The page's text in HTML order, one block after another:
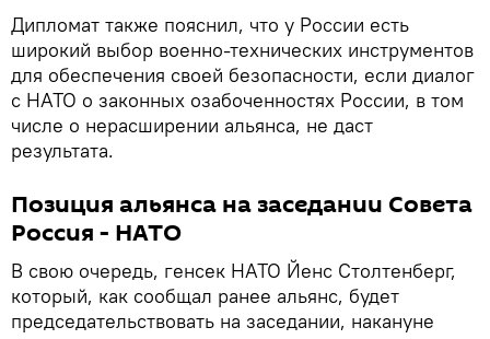
Дипломат также пояснил, что у России есть
широкий выбор военно-технических инструментов
для обеспечения своей безопасности, если диалог
с НАТО о законных озабоченностях России, в том
числе о нерасширении альянса, не даст
результата.
Позиция альянса на заседании Совета
Россия - НАТО
В свою очередь, генсек НАТО Йенс Столтенберг,
который, как сообщал ранее альянс, будет
председательствовать на заседании, накануне